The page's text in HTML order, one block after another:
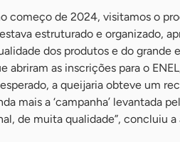
começo de 2024, visitamos o
estruturado e organizado,
dos produtos e do grande
abriram as inscrições para o
a queijaria obteve um
mais a ‘campanha’ levantada
de muita qualidade”, concluiu a